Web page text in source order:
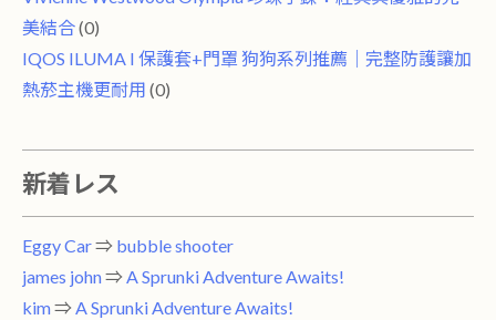
美結合(0)
IQOS ILUMA I 保護套+門罩 狗狗系列推薦｜完整防護讓加
熱菸主機更耐用 (0)
新着レス
Eggy Car⇒ bubble shooter
james john⇒ A Sprunki Adventure Awaits!
kim⇒ A Sprunki Adventure Awaits!